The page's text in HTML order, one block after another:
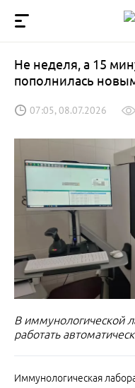
Не неделя, а 15
пополнилась
07:05, 08.07.2026
В иммунологической
работать
Иммунологическая